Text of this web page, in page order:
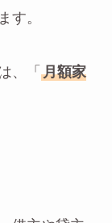
す。
、「 月額家